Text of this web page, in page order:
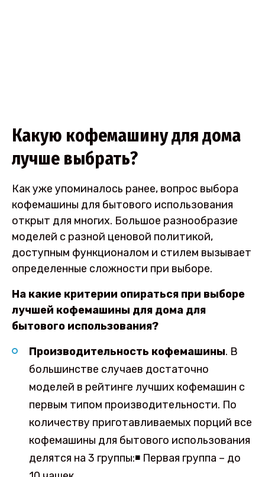
Какую кофемашину для дома
лучше выбрать?
Как уже упоминалось ранее, вопрос выбора
кофемашины для бытового использования
открыт для многих. Большое разнообразие
моделей с разной ценовой политикой,
доступным функционалом и стилем вызывает
определенные сложности при выборе.
На какие критерии опираться при выборе
лучшей кофемашины для дома для
бытового использования?
Производительность кофемашины. В
большинстве случаев достаточно
моделей в рейтинге лучших кофемашин с
первым типом производительности. По
количеству приготавливаемых порций все
кофемашины для бытового использования
делятся на 3 группы:◾ Первая группа – до